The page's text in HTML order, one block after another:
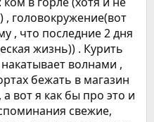
, головокружение(вот
, что последние 2 дня
жизнь)) . Курить
волнами ,
бежать в магазин
вот я как бы про это и
свежие,